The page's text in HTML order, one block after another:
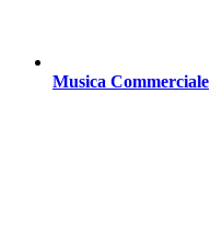
Musica Commerciale